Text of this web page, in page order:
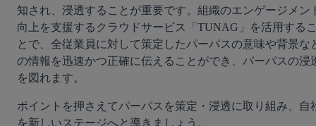
知され、浸透することが重要です。組織のエンゲージメン
向上を支援するクラウドサービス「TUNAG」を活用する
とで、全従業員に対して策定したパーパスの意味や背景な
の情報を迅速かつ正確に伝えることができ、パーパスの浸
を図れます。
ポイントを押さえてパーパスを策定・浸透に取り組み、自
を新しいステージへと導きましょう。